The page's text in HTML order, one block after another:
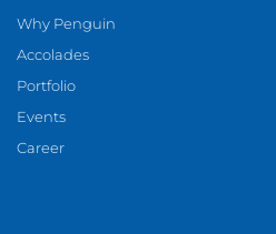
Why Penguin
Accolades
Portfolio
Events
Career